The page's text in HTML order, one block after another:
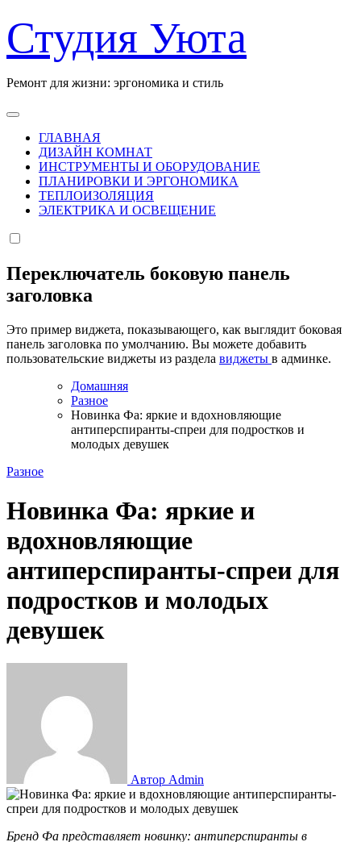
к
содержанию
Студия Уюта
Ремонт для жизни: эргономика и стиль
ГЛАВНАЯ
ДИЗАЙН КОМНАТ
ИНСТРУМЕНТЫ И ОБОРУДОВАНИЕ
ПЛАНИРОВКИ И ЭРГОНОМИКА
ТЕПЛОИЗОЛЯЦИЯ
ЭЛЕКТРИКА И ОСВЕЩЕНИЕ
Переключатель боковую панель
заголовка
Это пример виджета, показывающего, как выглядит боковая
панель заголовка по умолчанию. Вы можете добавить
пользовательские виджеты из раздела виджеты в админке.
Домашняя
Разное
Новинка Фа: яркие и вдохновляющие
антиперспиранты-спреи для подростков и
молодых девушек
Разное
Новинка Фа: яркие и
вдохновляющие
антиперспиранты-спреи для
подростков и молодых
девушек
Автор Admin
Бренд Фа представляет новинку: антиперспиранты в